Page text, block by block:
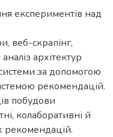
експериментів над
веб-скрапінг,
архітектур
за допомогою
рекомендацій.
побудови
колаборативні й
рекомендацій.